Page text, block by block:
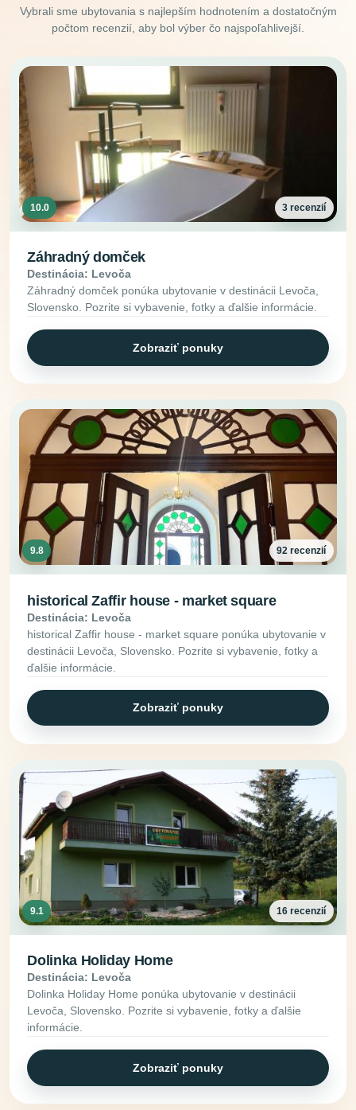
Vybrali sme ubytovania s najlepším hodnotením a dostatočným
počtom recenzií, aby bol výber čo najspoľahlivejší.
10.0 3 recenzií
Záhradný domček
Destinácia: Levoča
Záhradný domček ponúka ubytovanie v destinácii Levoča,
Slovensko. Pozrite si vybavenie, fotky a ďalšie informácie.
Zobraziť ponuky
9.8 92 recenzií
historical Zaffir house - market square
Destinácia: Levoča
historical Zaffir house - market square ponúka ubytovanie v
destinácii Levoča, Slovensko. Pozrite si vybavenie, fotky a
ďalšie informácie.
Zobraziť ponuky
9.1 16 recenzií
Dolinka Holiday Home
Destinácia: Levoča
Dolinka Holiday Home ponúka ubytovanie v destinácii
Levoča, Slovensko. Pozrite si vybavenie, fotky a ďalšie
informácie.
Zobraziť ponuky